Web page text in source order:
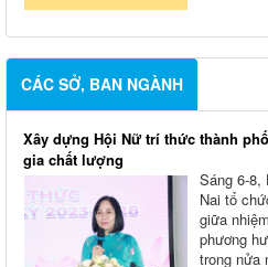
CÁC SỞ, BAN NGÀNH
Xây dựng Hội Nữ trí thức thành
gia chất lượng
Sáng 6-8,
Nai tổ
giữa
phương
trong nửa